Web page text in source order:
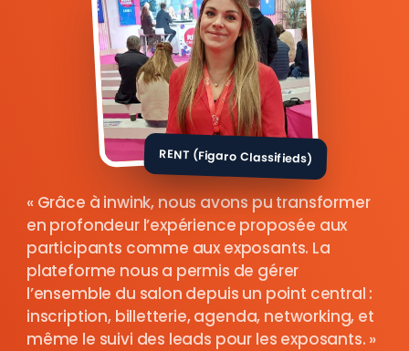
RENT (Figaro Classifieds)
Grâce à inwink, nous avons pu transformer
en profondeur l’expérience proposée aux
participants comme aux exposants. La
plateforme nous a permis de gérer
l’ensemble du salon depuis un point central :
inscription, billetterie, agenda, networking, et
même le suivi des leads pour les exposants.